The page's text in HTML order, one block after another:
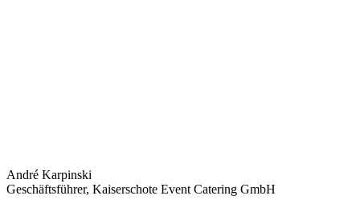
André Karpinski
Geschäftsführer, Kaiserschote Event Catering GmbH